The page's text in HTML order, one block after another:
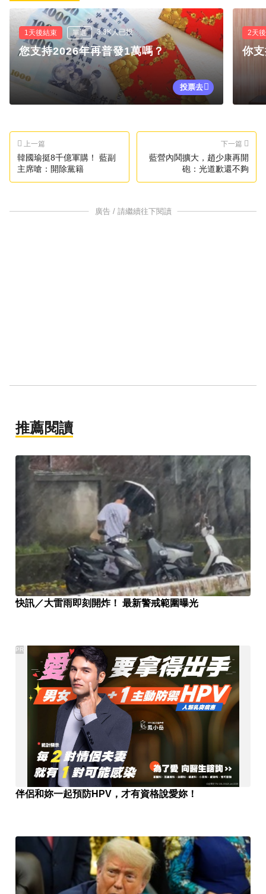
1天後結束 單選 3.3K人已投
您支持2026年再普發1萬嗎？
投票去
2天
你
上一篇
韓國瑜挺8千億軍購！ 藍副
主席嗆：開除黨籍
下一篇
藍營內鬨擴大，趙少康再開
砲：光道歉還不夠
廣告 / 請繼續往下閱讀
推薦閱讀
快訊／大雷雨即刻開炸！ 最新警戒範圍曝光
伴侶和妳一起預防HPV，才有資格說愛妳！
PR